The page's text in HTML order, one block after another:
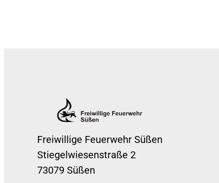
Freiwillige Feuerwehr Süßen
Stiegelwiesenstraße 2
73079 Süßen